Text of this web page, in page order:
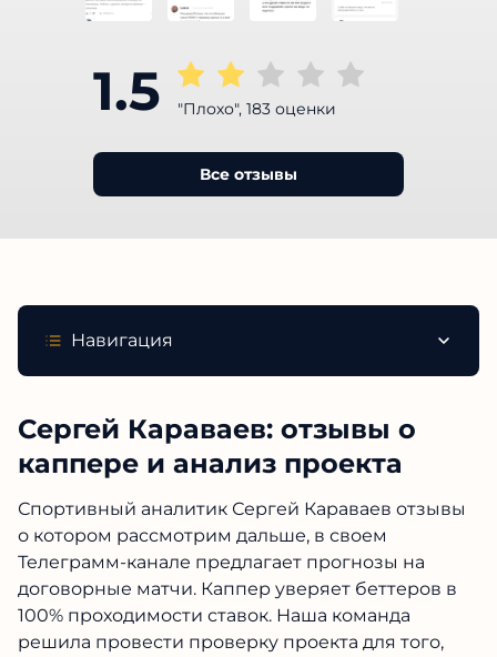
1.5 "Плохо", 183 оценки
Все отзывы
Навигация
Сергей Караваев: отзывы о
каппере и анализ проекта
Спортивный аналитик Сергей Караваев отзывы
о котором рассмотрим дальше, в своем
Телеграмм-канале предлагает прогнозы на
договорные матчи. Каппер уверяет беттеров в
100% проходимости ставок. Наша команда
решила провести проверку проекта для того,